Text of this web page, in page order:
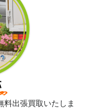
料出張買取いたしま